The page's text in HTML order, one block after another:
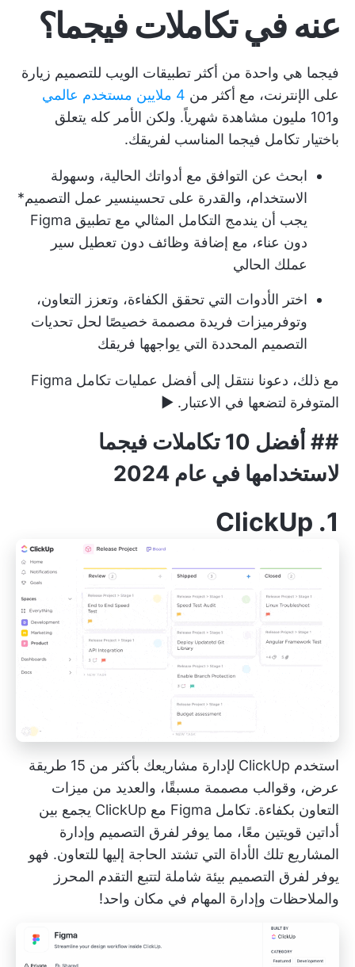
عنه في تكاملات فيجما؟
فيجما هي واحدة من أكثر تطبيقات الويب للتصميم زيارة
على الإنترنت، مع أكثر من 4 ملايين مستخدم عالمي
و101 مليون مشاهدة شهرياً. ولكن الأمر كله يتعلق
باختيار تكامل فيجما المناسب لفريقك.
ابحث عن التوافق مع أدواتك الحالية، وسهولة
الاستخدام، والقدرة على تحسينسير عمل التصميم*
يجب أن يندمج التكامل المثالي مع تطبيق Figma
دون عناء، مع إضافة وظائف دون تعطيل سير
عملك الحالي
اختر الأدوات التي تحقق الكفاءة، وتعزز التعاون،
وتوفر ميزات فريدة مصممة خصيصًا لحل تحديات
التصميم المحددة التي يواجهها فريقك
مع ذلك، دعونا ننتقل إلى أفضل عمليات تكامل Figma
المتوفرة لتضعها في الاعتبار. ▶️
## أفضل 10 تكاملات فيجما
لاستخدامها في عام 2024
1.
ClickUp
استخدم ClickUp لإدارة مشاريعك بأكثر من 15 طريقة
عرض، وقوالب مصممة مسبقًا، والعديد من ميزات
التعاون بكفاءة. تكامل Figma مع ClickUp
يجمع بين
أداتين قويتين معًا، مما يوفر لفرق التصميم وإدارة
المشاريع تلك الأداة التي تشتد الحاجة إليها للتعاون. فهو
يوفر لفرق التصميم بيئة شاملة لتتبع التقدم المحرز
والملاحظات وإدارة المهام في مكان واحد!